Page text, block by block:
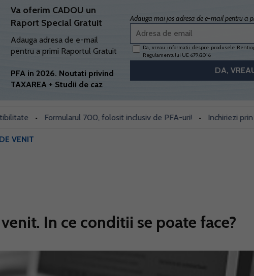
Va oferim CADOU un
Raport Special Gratuit
Adauga adresa de e-mail
pentru a primi Raportul Gratuit
PFA in 2026. Noutati privind
TAXAREA + Studii de caz
Adauga mai jos adresa de e-mail pentru a
Da, vreau informatii despre produsele
Regulamentului UE 679/2016
• Formularul 700, folosit inclusiv de PFA-uri! • Inchiriezi prin
VENIT
In ce conditii se poate face?